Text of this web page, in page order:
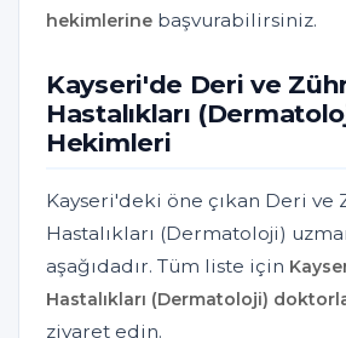
hekimlerine başvurabilirsiniz.
Kayseri'de Deri ve
Hastalıkları
Hekimleri
Kayseri'deki öne çıkan Deri ve
Hastalıkları (Dermatoloji)
aşağıdadır. Tüm liste için
Hastalıkları (Dermatoloji)
ziyaret edin.